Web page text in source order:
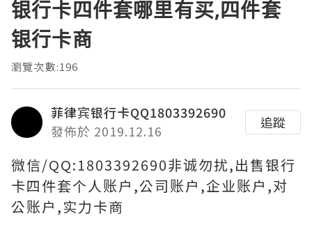
银行卡四件套哪里有买,四件套
银行卡商
瀏覽次數:196
菲律宾银行卡QQ1803392690
發佈於 2019.12.16
追蹤
微信/QQ:1803392690非诚勿扰,出售银行
卡四件套个人账户,公司账户,企业账户,对
公账户,实力卡商